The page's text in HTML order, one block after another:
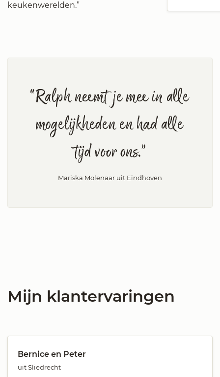
keukenwerelden.”
“Ralph neemt je mee in alle
mogelijkheden en had alle
tijd voor ons.”
Mariska Molenaar uit Eindhoven
Mijn klantervaringen
Bernice en Peter
uit Sliedrecht